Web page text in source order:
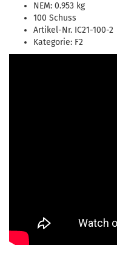
NEM: 0.953 kg
100 Schuss
Artikel-Nr. IC21-100-2
Kategorie: F2